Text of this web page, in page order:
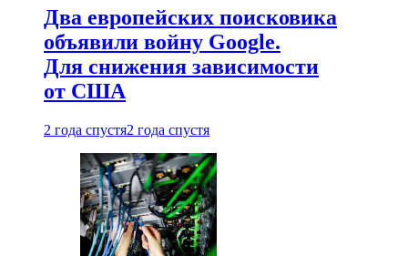
Два европейских поисковика
объявили войну Google.
Для снижения зависимости
от США
2 года спустя2 года спустя